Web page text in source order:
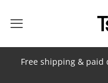
Free shipping &